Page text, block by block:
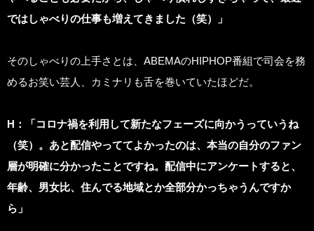
ではしゃべりの仕事も増えてきました（笑）」
そのしゃべりの上手さとは、ABEMAのHIPHOP番組で司会を務
めるお笑い芸人、カミナリも舌を巻いていたほどだ。
H ：「コロナ禍を利用して新たなフェーズに向かうっていうね
（笑）。あと配信やっててよかったのは、本当の自分のファン
層が明確に分かったことですね。配信中にアンケートすると、
年齢、男女比、住んでる地域とか全部分かっちゃうんですか
ら」